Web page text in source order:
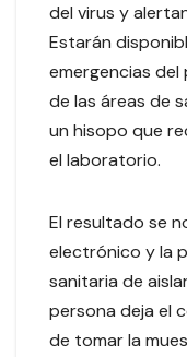
del virus y
Estarán
emergencias del
de las áreas de
un hisopo que
el laboratorio.
El resultado se
electrónico y la
sanitaria de
persona deja el
de tomar la